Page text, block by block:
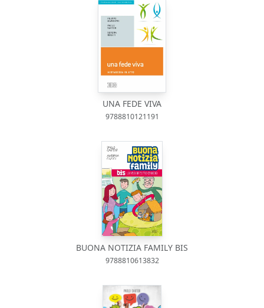
UNA FEDE VIVA
9788810121191
BUONA NOTIZIA FAMILY BIS
9788810613832